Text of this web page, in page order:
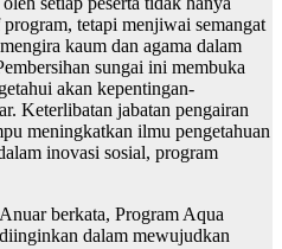
tetapi menjiwai semangat
kaum dan agama dalam
sungai ini membuka
akan kepentingan-
Keterlibatan jabatan pengairan
meningkatkan ilmu pengetahuan
inovasi sosial, program
berkata, Program Aqua
dalam mewujudkan